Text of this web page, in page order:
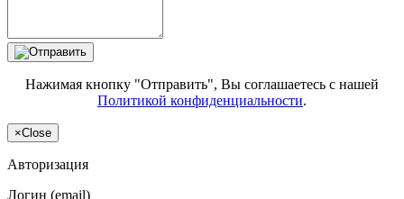
Нажимая кнопку "Отправить", Вы соглашаетесь с нашей
Политикой конфиденциальности.
×Close
Авторизация
Логин (email)